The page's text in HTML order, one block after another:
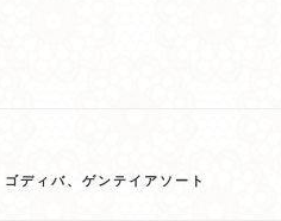
ゴディバ、ゲンテイアソート